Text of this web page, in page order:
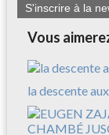
S'inscrire à la
Vous
la descente